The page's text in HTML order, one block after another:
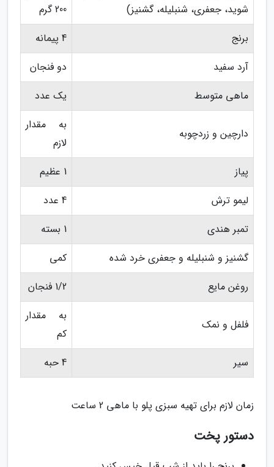
شوید، جعفری، شنبلیله، گشنیز)
200 گرم
برنج
4 پیمانه
آرد سفید
دو فنجان
ماهی متوسط
یک عدد
دارچین و زردچوبه
به مقدار
لازم
پیاز
1 عظیم
لیمو ترش
4 عدد
تمبر هندی
1 بسته
گشنیز و شنبلیله و جعفری خرد شده
کمی
روغن مایع
1/2 فنجان
فلفل و نمک
به مقدار
کم
سیر
4 حبه
زمان لازم برای تهیه سبزی پلو با ماهی 2 ساعت
دستور پخت